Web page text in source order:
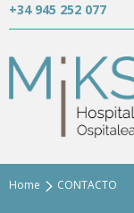
+34 945 252 077
Home CONTACTO